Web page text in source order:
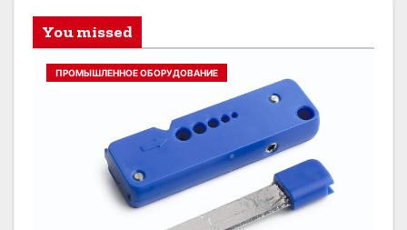
You missed
ПРОМЫШЛЕННОЕ ОБОРУДОВАНИЕ